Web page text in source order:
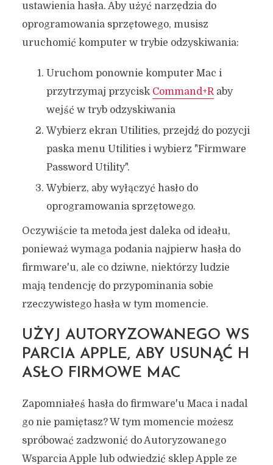
ustawienia hasła. Aby użyć narzędzia do
oprogramowania sprzętowego, musisz
uruchomić komputer w trybie odzyskiwania:
Uruchom ponownie komputer Mac i
przytrzymaj przycisk Command+Raby
wejść w tryb odzyskiwania
Wybierz ekran Utilities, przejdź do pozycji
paska menu Utilities i wybierz "Firmware
Password Utility".
Wybierz, aby wyłączyć hasło do
oprogramowania sprzętowego.
Oczywiście ta metoda jest daleka od ideału,
ponieważ wymaga podania najpierw hasła do
firmware'u, ale co dziwne, niektórzy ludzie
mają tendencję do przypominania sobie
rzeczywistego hasła w tym momencie.
UŻYJ AUTORYZOWANEGO WS
PARCIA APPLE, ABY USUNĄĆ H
ASŁO FIRMOWE MAC
Zapomniałeś hasła do firmware'u Maca i nadal
go nie pamiętasz? W tym momencie możesz
spróbować zadzwonić do Autoryzowanego
Wsparcia Apple lub odwiedzić sklep Apple ze